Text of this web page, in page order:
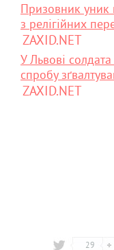
Призовник уник
з релігійних
ZAXID.NET
У Львові
спробу
ZAXID.NET
29